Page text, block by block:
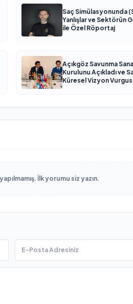
Saç Simülasyonunda
Yanlışlar ve Sektörün
ile Özel Röportaj
Açıkgöz Savunma
Kurulunu Açıkladı ve
Küresel Vizyon
İlk yorumu siz yazın.